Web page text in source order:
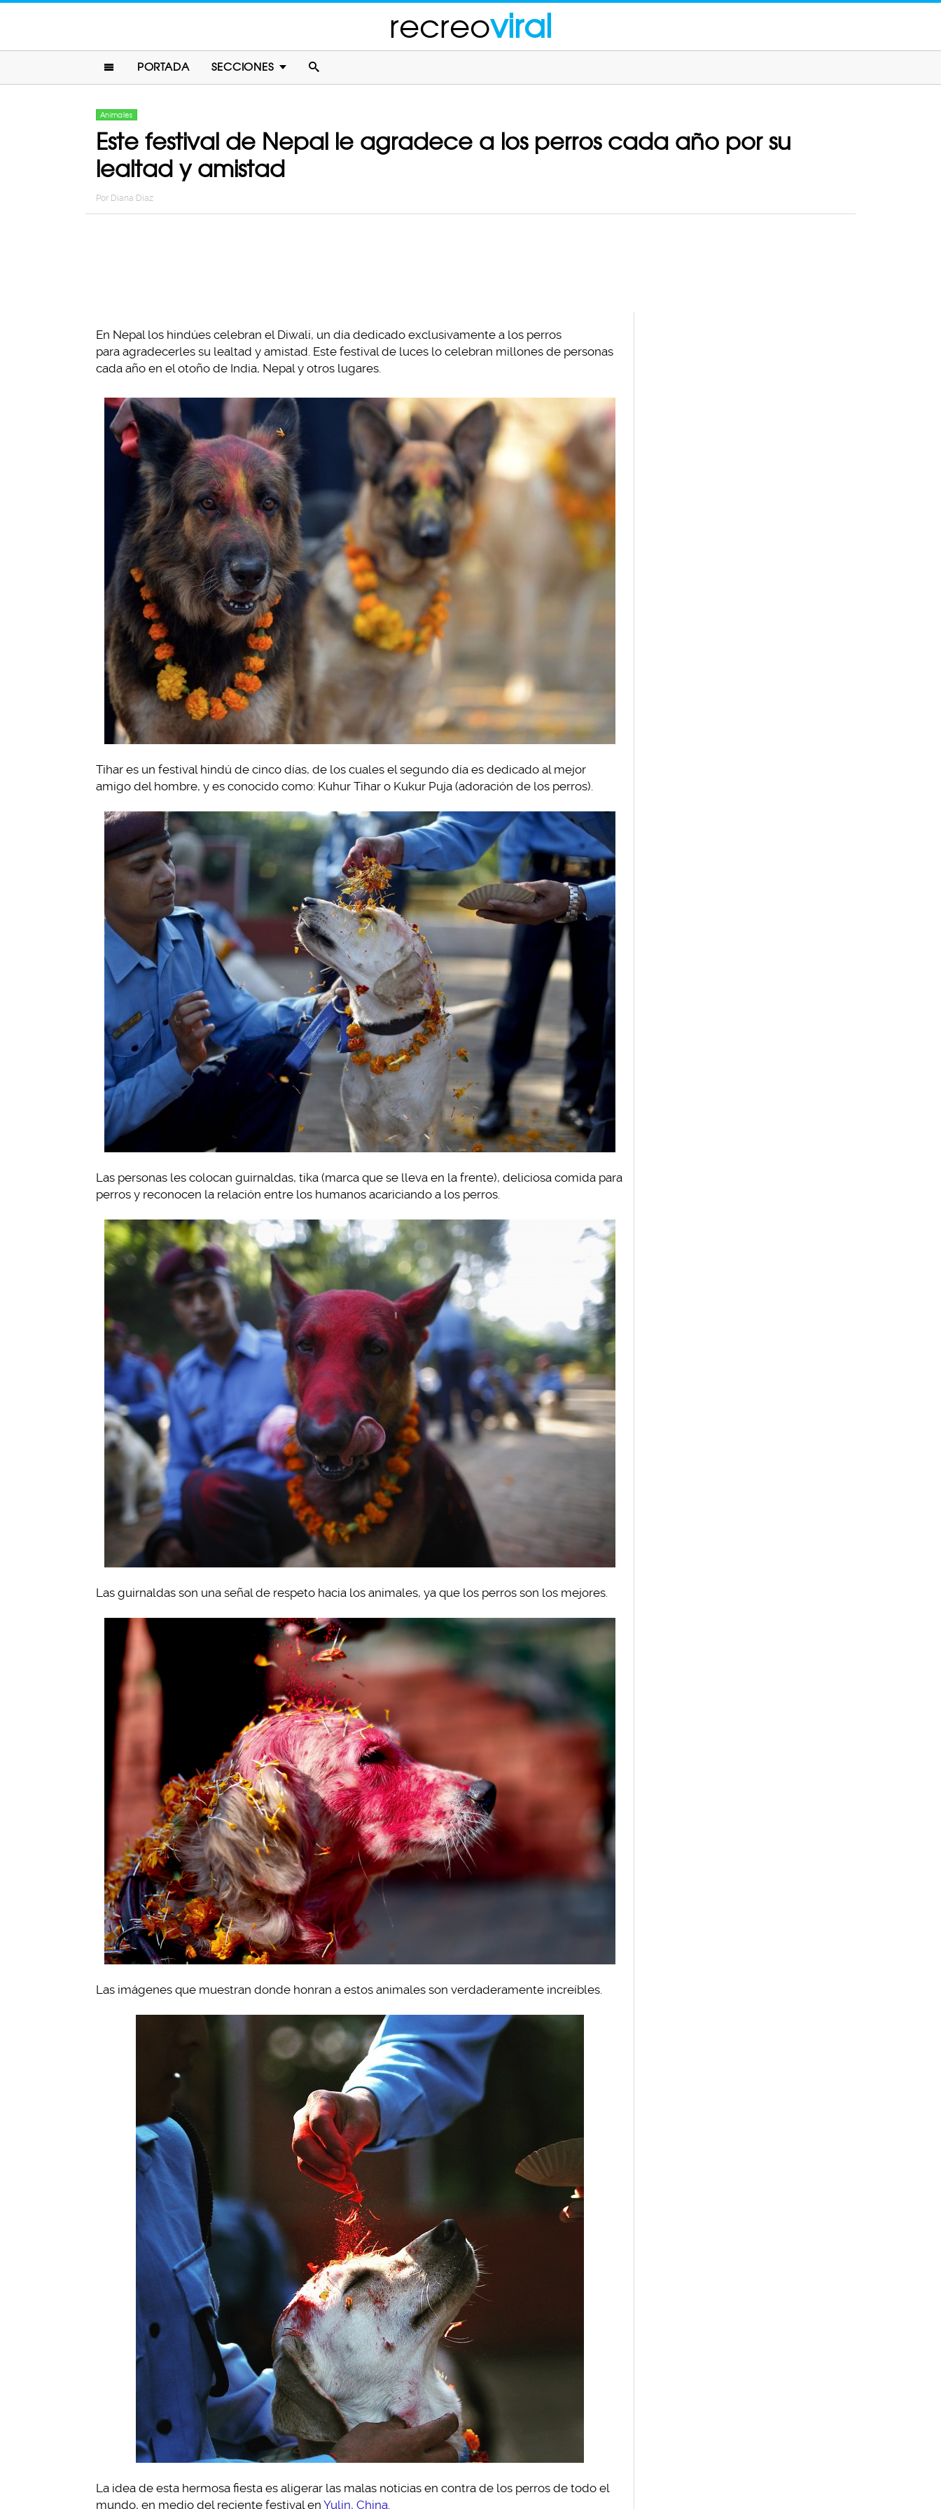
recreoviral
PORTADA SECCIONES
Animales
Este festival de Nepal le agradece a los perros cada año por su
lealtad y amistad
Por Diana Diaz
En Nepal los hindúes celebran el Diwali, un día dedicado exclusivamente a los perros
para agradecerles su lealtad y amistad. Este festival de luces lo celebran millones de personas
cada año en el otoño de India, Nepal y otros lugares.
Tihar es un festival hindú de cinco días, de los cuales el segundo día es dedicado al mejor
amigo del hombre, y es conocido como: Kuhur Tihar o Kukur Puja (adoración de los perros).
Las personas les colocan guirnaldas, tika (marca que se lleva en la frente), deliciosa comida para
perros y reconocen la relación entre los humanos acariciando a los perros.
Las guirnaldas son una señal de respeto hacia los animales, ya que los perros son los mejores.
Las imágenes que muestran donde honran a estos animales son verdaderamente increíbles.
La idea de esta hermosa fiesta es aligerar las malas noticias en contra de los perros de todo el
mundo, en medio del reciente festival en Yulin, China.